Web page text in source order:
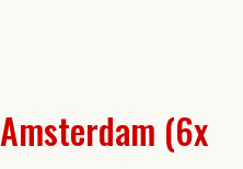
(6x